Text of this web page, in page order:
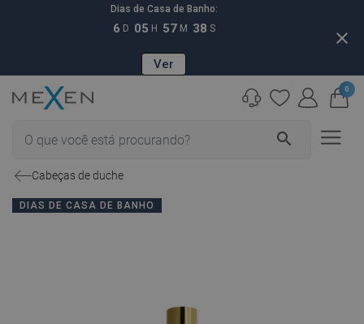
Dias de Casa de Banho:
6 D 05 H 57 M 37 S
Ver
close
search
0
Cabeças de duche
DIAS DE CASA DE BANHO